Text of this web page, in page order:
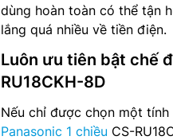
dùng hoàn toàn có thể tận
lắng quá nhiều về tiền điện.
Luôn ưu tiên bật chế
RU18CKH-8D
Nếu chỉ được chọn một
Panasonic 1 chiều CS-